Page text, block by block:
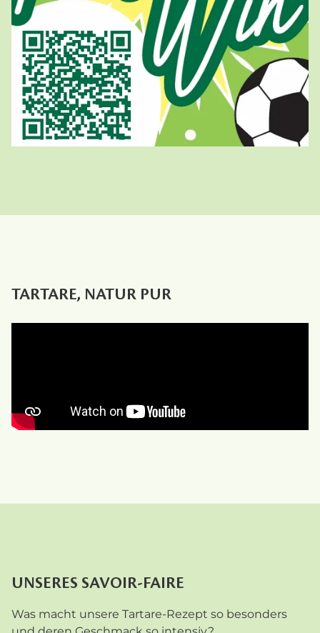
TARTARE, NATUR PUR
UNSERES SAVOIR-FAIRE
Was macht unsere Tartare-Rezept so besonders